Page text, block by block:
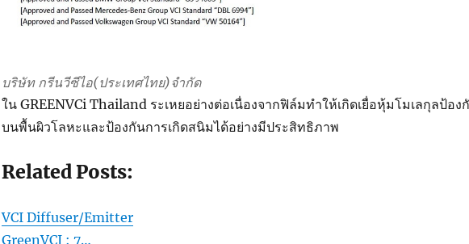
บริษัท กรีนวีซีไอ(ประเทศไทย)จำกัด
ใน GREENVCi Thailand ระเหยอย่างต่อเนื่องจากฟิล์มทำให้เกิดเยื่อหุ้มโมเลกุลป้อง
บนพื้นผิวโลหะและป้องกันการเกิดสนิมได้อย่างมีประสิทธิภาพ
Related Posts:
VCI Diffuser/Emitter
GreenVCI : 7…